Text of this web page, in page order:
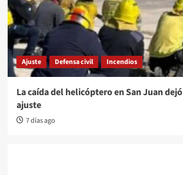
Ajuste Defensa civil Incendios
La caída del helicóptero en San Juan
ajuste
7 días ago